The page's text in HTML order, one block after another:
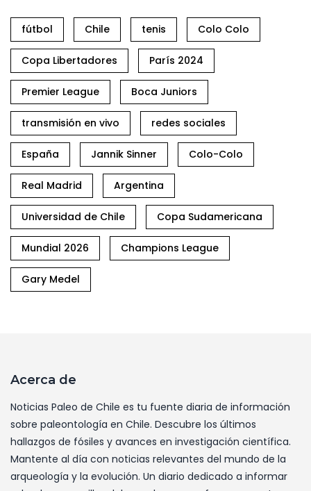
fútbol Chile tenis Colo Colo
Copa Libertadores París 2024
Premier League Boca Juniors
transmisión en vivo redes sociales
España Jannik Sinner Colo-Colo
Real Madrid Argentina
Universidad de Chile Copa Sudamericana
Mundial 2026 Champions League
Gary Medel
Acerca de
Noticias Paleo de Chile es tu fuente diaria de información
sobre paleontología en Chile. Descubre los últimos
hallazgos de fósiles y avances en investigación científica.
Mantente al día con noticias relevantes del mundo de la
arqueología y la evolución. Un diario dedicado a informar